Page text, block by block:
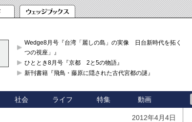
Wedge8月号『台湾「麗しの島」の実像 日台新時代を拓く「3
つの視座」』
ひととき8月号『京都 2と5の物語』
新刊書籍『飛鳥・藤原に隠された古代宮都の謎』
社会 ライフ 特集 動画
2012年4月4日